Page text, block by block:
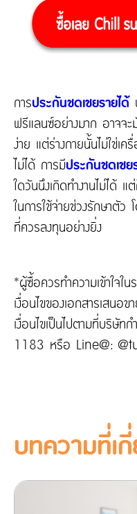
การประกันชดเชยรายได้
ฟรีแลนซ์อย่างมาก อาจจะ
ง่าย แต่ร่างกายนั้นไม่ใช่เ
ไม่ได้ การมีประกันชดเชย
ใดวันนึงเกิดทำงานไม่ได้ แ
ในการใช้จ่ายช่วงรักษาตัว
ที่ควรลงทุนอย่างยิ่ง
*ผู้ซื้อควรทำความเข้าใจใ
เงื่อนไขของเอกสารเสน
เงื่อนไขเป็นไปตามที่บริษั
1183 หรือ Line@:
บทความที่เ